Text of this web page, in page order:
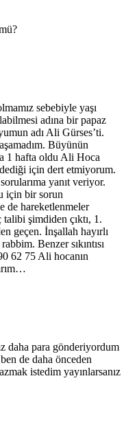
sebebiyle yaşı
adına bir papaz
adı Ali Gürses’ti.
Büyünün
1 hafta oldu Ali Hoca
için dert etmiyorum.
yanıt veriyor.
için bir sorun
de hareketlenmeler
şimdiden çıktı, 1.
geçen. İnşallah hayırlı
Benzer sıkıntısı
62 75 Ali hocanın
daha para gönderiyordum
de daha önceden
istedim yayınlarsanız